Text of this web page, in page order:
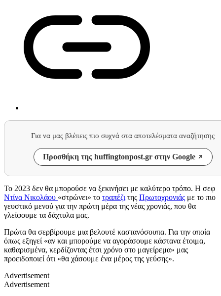
Για να μας βλέπεις πιο συχνά στα αποτελέσματα αναζήτησης
Προσθήκη της huffingtonpost.gr στην Google
Το 2023 δεν θα μπορούσε να ξεκινήσει με καλύτερο τρόπο. Η σεφ
Ντίνα Νικολάου «στρώνει» το τραπέζι της Πρωτοχρονιάς με το πιο
γευστικό μενού για την πρώτη μέρα της νέας χρονιάς, που θα
γλείφουμε τα δάχτυλα μας.
Πρώτα θα σερβίρουμε μια βελουτέ καστανόσουπα. Για την οποία
όπως εξηγεί «αν και μπορούμε να αγοράσουμε κάστανα έτοιμα,
καθαρισμένα, κερδίζοντας έτσι χρόνο στο μαγείρεμα» μας
προειδοποιεί ότι «θα χάσουμε ένα μέρος της γεύσης».
Advertisement
Advertisement